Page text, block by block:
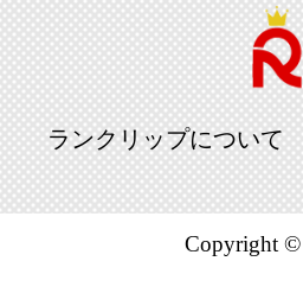
ランクリップについて
Copyright ©